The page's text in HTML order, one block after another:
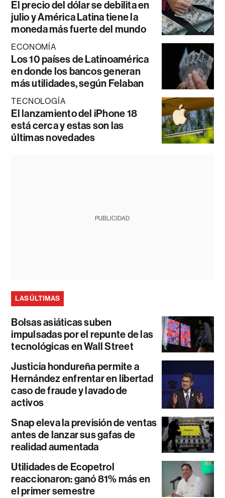
El precio del dólar se debilita en
julio y América Latina tiene la
moneda más fuerte del mundo
ECONOMÍA
Los 10 países de Latinoamérica
en donde los bancos generan
más utilidades, según Felaban
TECNOLOGÍA
El lanzamiento del iPhone 18
está cerca y estas son las
últimas novedades
PUBLICIDAD
LAS ÚLTIMAS
Bolsas asiáticas suben
impulsadas por el repunte de las
tecnológicas en Wall Street
Justicia hondureña permite a
Hernández enfrentar en libertad
caso de fraude y lavado de
activos
Snap eleva la previsión de ventas
antes de lanzar sus gafas de
realidad aumentada
Utilidades de Ecopetrol
reaccionaron: ganó 81% más en
el primer semestre